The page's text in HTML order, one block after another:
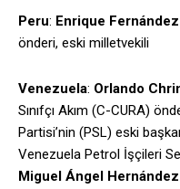
Peru: Enrique
önderi, eski milletvekili
Venezuela: Orlando
Sınıfçı Akım (C-CURA)
Partisi’nin (PSL) eski
Venezuela Petrol İşçileri
Miguel Ángel Hernández